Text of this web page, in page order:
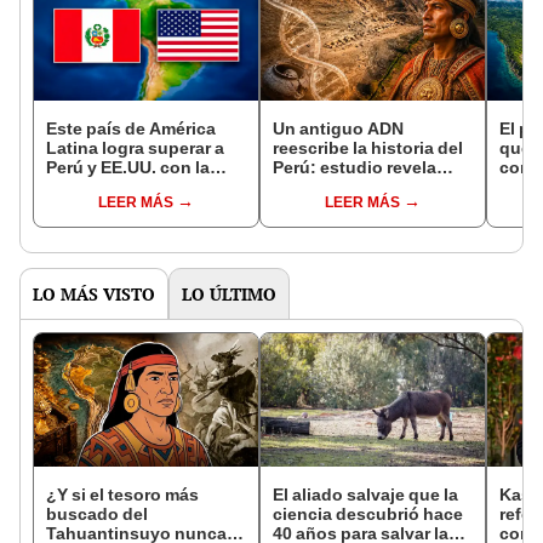
Este país de América
Latina logra superar a
Perú y EE.UU. con la
del mundo: la respuesta
te sorprenderá
LEER MÁS
Un antiguo ADN
reescribe la historia del
Perú: estudio revela
de más de 700 km siglos
antes de los incas
LEER MÁS
El
que
con
LO MÁS VISTO LO ÚLTIMO
¿Y si el tesoro más
buscado del
Tahuantinsuyo nunca
El aliado salvaje que la
ciencia descubrió hace
40 años para salvar la
Kast
con